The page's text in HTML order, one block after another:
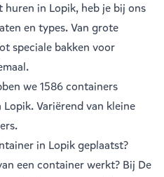
huren in Lopik, heb je bij ons
en types. Van grote
speciale bakken voor
we 1586 containers
Variërend van kleine
.
in Lopik geplaatst?
een container werkt? Bij De